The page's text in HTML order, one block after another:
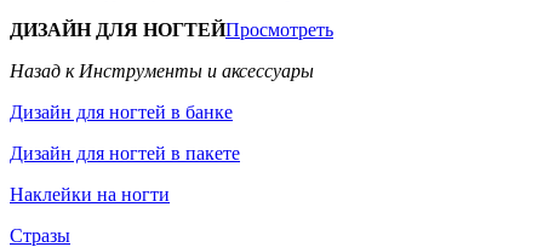
ДИЗАЙН ДЛЯ НОГТЕЙПросмотреть
Назад к Инструменты и аксессуары
Дизайн для ногтей в банке
Дизайн для ногтей в пакете
Наклейки на ногти
Стразы